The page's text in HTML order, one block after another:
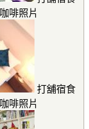
咖啡照片
打舖宿食
咖啡照片